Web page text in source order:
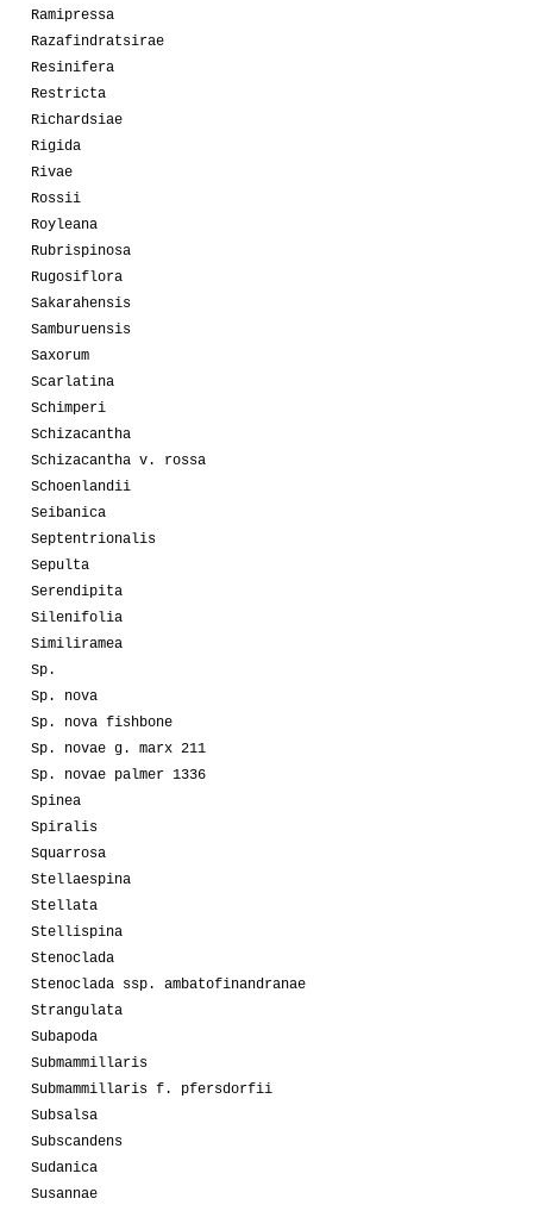
Ramipressa
Razafindratsirae
Resinifera
Restricta
Richardsiae
Rigida
Rivae
Rossii
Royleana
Rubrispinosa
Rugosiflora
Sakarahensis
Samburuensis
Saxorum
Scarlatina
Schimperi
Schizacantha
Schizacantha v. rossa
Schoenlandii
Seibanica
Septentrionalis
Sepulta
Serendipita
Silenifolia
Similiramea
Sp.
Sp. nova
Sp. nova fishbone
Sp. novae g. marx 211
Sp. novae palmer 1336
Spinea
Spiralis
Squarrosa
Stellaespina
Stellata
Stellispina
Stenoclada
Stenoclada ssp. ambatofinandranae
Strangulata
Subapoda
Submammillaris
Submammillaris f. pfersdorfii
Subsalsa
Subscandens
Sudanica
Susannae